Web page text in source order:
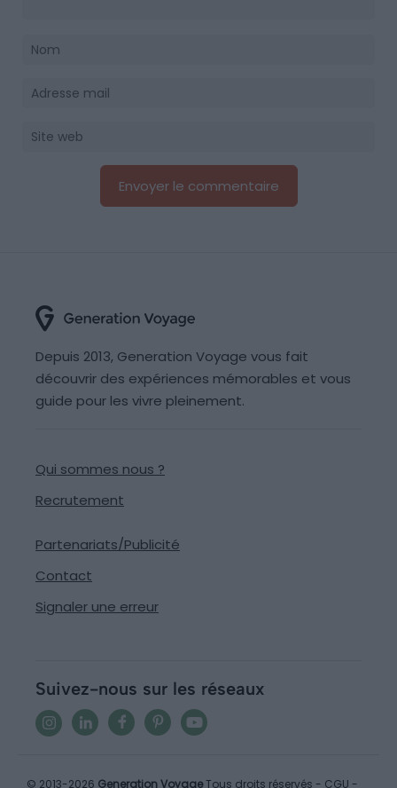
Depuis 2013, Generation Voyage vous fait
découvrir des expériences mémorables et vous
guide pour les vivre pleinement.
Qui sommes nous ?
Recrutement
Partenariats/Publicité
Contact
Signaler une erreur
Suivez-nous sur les réseaux
© 2013-2026 Generation VoyageTous droits réservés - CGU -